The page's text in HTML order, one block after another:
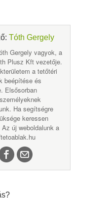
Tóth Gergely
Gergely vagyok, a
Plusz Kft vezetője.
a tetőtéri
beépítése és
Elsősorban
Ha segítségre
keressen
Az új weboldalunk a